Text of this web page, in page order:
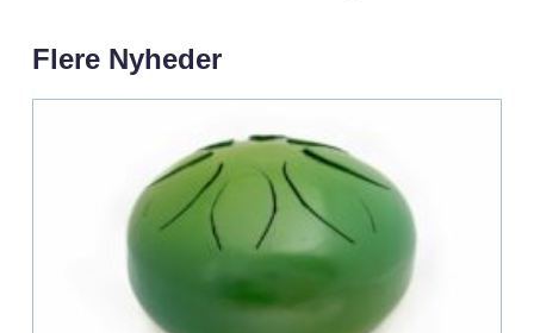
Flere Nyheder